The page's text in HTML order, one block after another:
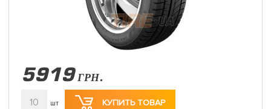
5919 ГРН.
10 шт КУПИТЬ ТОВАР